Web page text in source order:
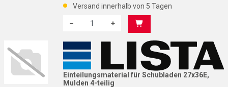
Versand innerhalb von 5 Tagen
–
+
Einteilungsmaterial für Schubladen 27x36E,
Mulden 4-teilig